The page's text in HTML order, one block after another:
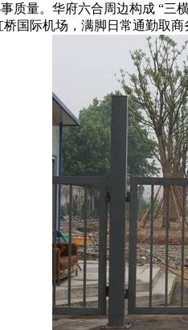
质量。华府六合周边构成 “
国际机场，满脚日常通勤取